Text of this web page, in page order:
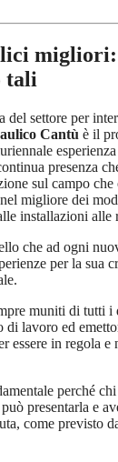
tali
del settore per
Cantù è il
presenza
sul campo
migliore dei
installazioni alle
che ad ogni
per la sua
muniti di tutti i
di lavoro ed
essere in regola e
perché
presentarla e
come previsto